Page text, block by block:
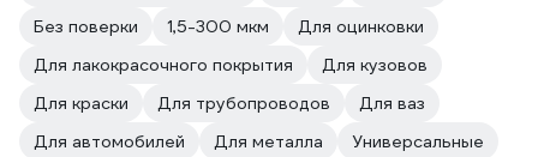
Без поверки
1,5-300 мкм
Для оцинковки
Для лакокрасочного покрытия
Для кузовов
Для краски
Для трубопроводов
Для ваз
Для автомобилей
Для металла
Универсальные